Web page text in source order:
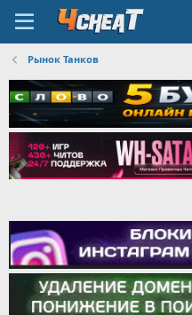
Рынок Танков